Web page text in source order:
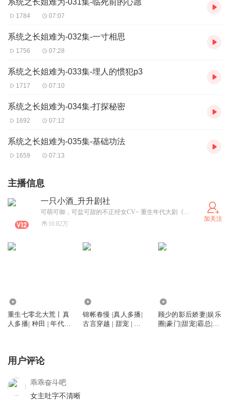
系统之长姐难为-031集-临死前的心愿
1784 07:07
系统之长姐难为-032集-一寸相思
1756 07:28
系统之长姐难为-033集-埋人的惯犯p3
1717 07:10
系统之长姐难为-034集-打探秘密
1692 07:12
系统之长姐难为-035集-基础功法
1659 07:13
主播信息
一只小酒_升升剧社
可萌可御，可盐可甜的不正经女CV~ 重生年代大剧《重生七零北大荒》上架热播中！关注主播，收听更多好书！
10.82万
加关注
重生七零北大荒丨真
人多播| 种田 | 年代丨
锦帐春慢 |真人多播|
古言穿越 | 甜宠 | 探
顾少的影后娇妻|娱乐
圈|豪门|甜宠|霸总|多
用户评论
乖乖奋斗吧
女主吐字不清晰